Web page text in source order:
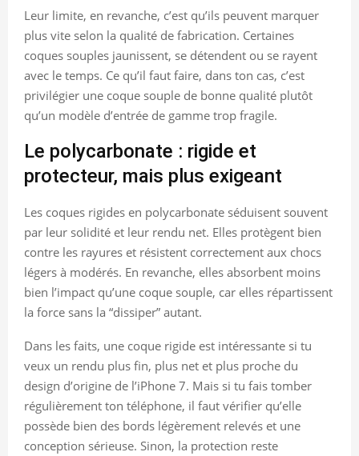
Leur limite, en revanche, c’est qu’ils peuvent marquer
plus vite selon la qualité de fabrication. Certaines
coques souples jaunissent, se détendent ou se rayent
avec le temps. Ce qu’il faut faire, dans ton cas, c’est
privilégier une coque souple de bonne qualité plutôt
qu’un modèle d’entrée de gamme trop fragile.
Le polycarbonate : rigide et
protecteur, mais plus exigeant
Les coques rigides en polycarbonate séduisent souvent
par leur solidité et leur rendu net. Elles protègent bien
contre les rayures et résistent correctement aux chocs
légers à modérés. En revanche, elles absorbent moins
bien l’impact qu’une coque souple, car elles répartissent
la force sans la “dissiper” autant.
Dans les faits, une coque rigide est intéressante si tu
veux un rendu plus fin, plus net et plus proche du
design d’origine de l’iPhone 7. Mais si tu fais tomber
régulièrement ton téléphone, il faut vérifier qu’elle
possède bien des bords légèrement relevés et une
conception sérieuse. Sinon, la protection reste